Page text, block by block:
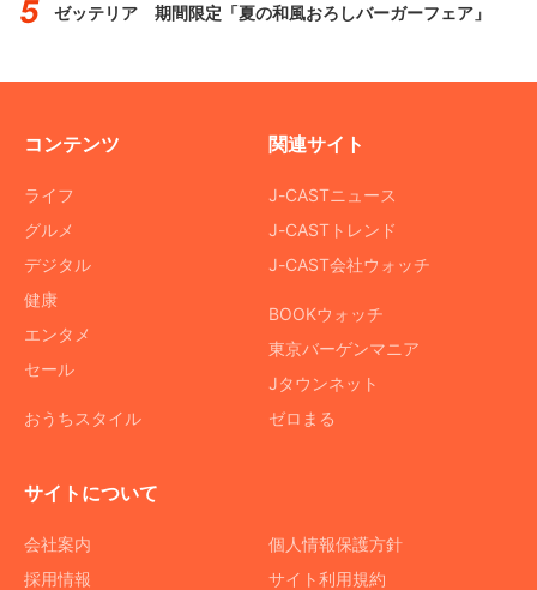
ゼッテリア 期間限定「夏の和風おろしバーガーフェア」
コンテンツ
ライフ
グルメ
デジタル
健康
エンタメ
セール
おうちスタイル
関連サイト
J-CASTニュース
J-CASTトレンド
J-CAST会社ウォッチ
BOOKウォッチ
東京バーゲンマニア
Jタウンネット
ゼロまる
サイトについて
会社案内
採用情報
個人情報保護方針
サイト利用規約